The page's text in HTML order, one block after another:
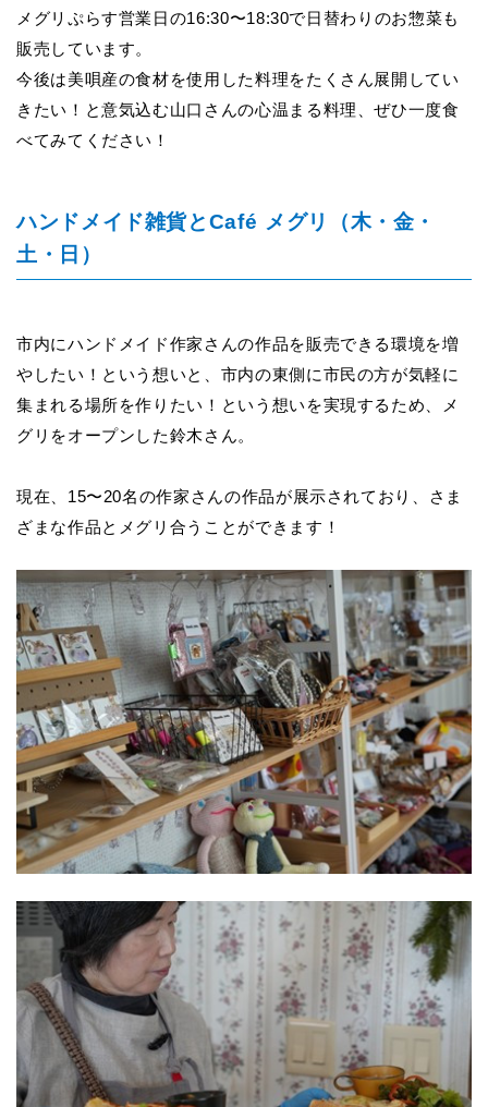
メグリぷらす営業日の16:30〜18:30で日替わりのお惣菜も
販売しています。
今後は美唄産の食材を使用した料理をたくさん展開してい
きたい！と意気込む山口さんの心温まる料理、ぜひ一度食
べてみてください！
ハンドメイド雑貨とCafé メグリ（木・金・
土・日）
市内にハンドメイド作家さんの作品を販売できる環境を増
やしたい！という想いと、市内の東側に市民の方が気軽に
集まれる場所を作りたい！という想いを実現するため、メ
グリをオープンした鈴木さん。
現在、15〜20名の作家さんの作品が展示されており、さま
ざまな作品とメグリ合うことができます！